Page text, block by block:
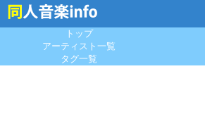
トップ
アーティスト一覧
タグ一覧